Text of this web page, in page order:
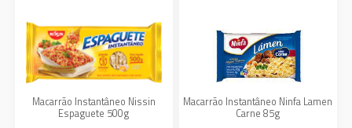
Macarrão Instantâneo Nissin
Espaguete 500g
Macarrão Instantâneo Ninfa Lamen
Carne 85g